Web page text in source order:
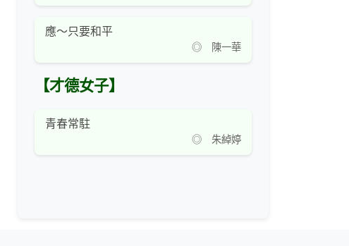
應～只要和平
◎ 陳一華
【才德女子】
青春常駐
◎ 朱綽婷